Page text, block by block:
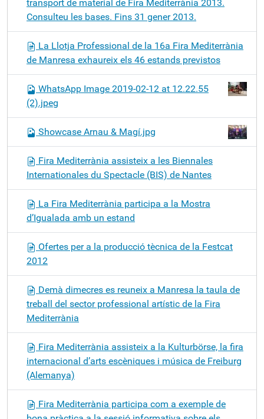
transport de material de Fira Mediterrània 2013.
Consulteu les bases. Fins 31 gener 2013.
La Llotja Professional de la 16a Fira Mediterrània
de Manresa exhaureix els 46 estands previstos
WhatsApp Image 2019-02-12 at 12.22.55
(2).jpeg
Showcase Arnau & Magí.jpg
Fira Mediterrània assisteix a les Biennales
Internationales du Spectacle (BIS) de Nantes
La Fira Mediterrània participa a la Mostra
d’Igualada amb un estand
Ofertes per a la producció tècnica de la Festcat
2012
Demà dimecres es reuneix a Manresa la taula de
treball del sector professional artístic de la Fira
Mediterrània
Fira Mediterrània assisteix a la Kulturbörse, la fira
internacional d’arts escèniques i música de Freiburg
(Alemanya)
Fira Mediterrània participa com a exemple de